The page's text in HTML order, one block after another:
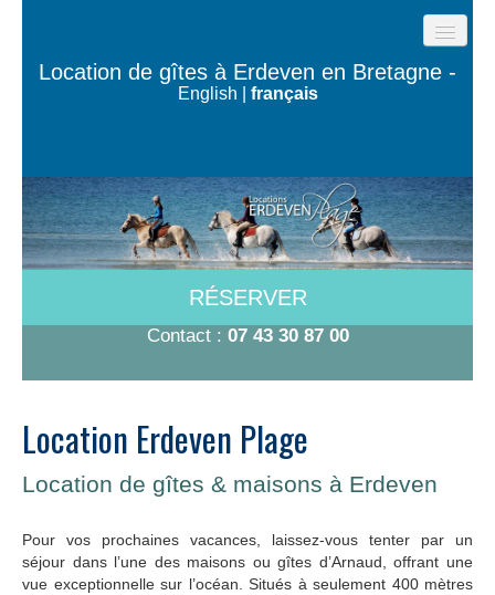
Location de gîtes à Erdeven en Bretagne -
English français
ACCUEIL
GÎTES DE LA PLAGE
MAISON TY BUGALÉ
CHAMBRES À 600M DE LA PLAGE
A VOIR/A FAIRE
TARIFS-DISPO
CONTACT
RÉSERVER
Contact : 07 43 30 87 00
Location Erdeven Plage
Location de gîtes & maisons à Erdeven
Pour vos prochaines vacances, laissez-vous tenter par un
séjour dans l’une des maisons ou gîtes d’Arnaud, offrant une
vue exceptionnelle sur l’océan. Situés à seulement 400 mètres